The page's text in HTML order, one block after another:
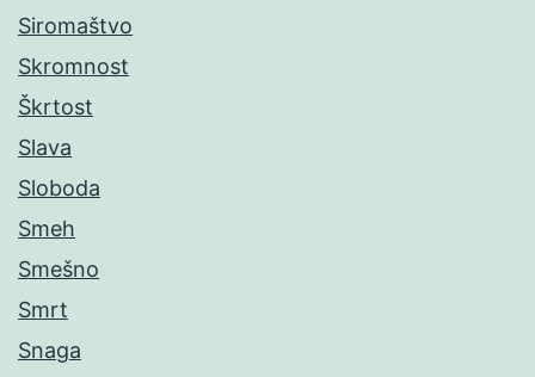
Siromaštvo
Skromnost
Škrtost
Slava
Sloboda
Smeh
Smešno
Smrt
Snaga